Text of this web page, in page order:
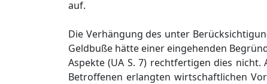
auf.
Die Verhängung des unter
Geldbuße hätte einer eingehenden
Aspekte (UA S. 7) rechtfertigen dies nicht.
Betroffenen erlangten wirtschaftlichen